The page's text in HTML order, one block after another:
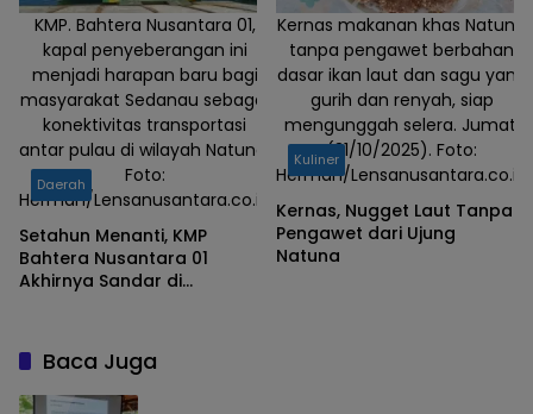
KMP. Bahtera Nusantara 01,
kapal penyeberangan ini
menjadi harapan baru bagi
masyarakat Sedanau sebagai
konektivitas transportasi
antar pulau di wilayah Natuna.
Foto:
Herman/Lensanusantara.co.id
Daerah
Setahun Menanti, KMP
Bahtera Nusantara 01
Akhirnya Sandar di
Kernas makanan khas Natuna
tanpa pengawet berbahan
dasar ikan laut dan sagu yang
gurih dan renyah, siap
mengunggah selera. Jumat,
(31/10/2025). Foto:
Herman/Lensanusantara.co.id
Kuliner
Kernas, Nugget Laut Tanpa
Pengawet dari Ujung
Natuna
Baca Juga